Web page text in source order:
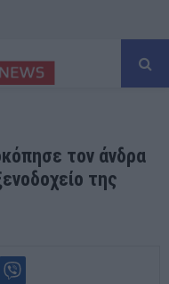
τον άνδρα
της